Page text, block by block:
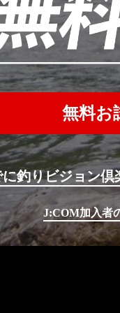
無料お
釣りビジョン
J:COM加入者